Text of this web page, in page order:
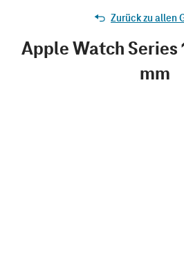
Zurück zu allen
Apple Watch Series
mm